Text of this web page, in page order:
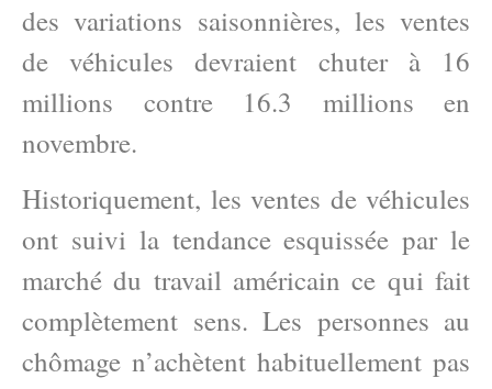
des variations saisonnières, les ventes
de véhicules devraient chuter à 16
millions contre 16.3 millions en
novembre.
Historiquement, les ventes de véhicules
ont suivi la tendance esquissée par le
marché du travail américain ce qui fait
complètement sens. Les personnes au
chômage n’achètent habituellement pas